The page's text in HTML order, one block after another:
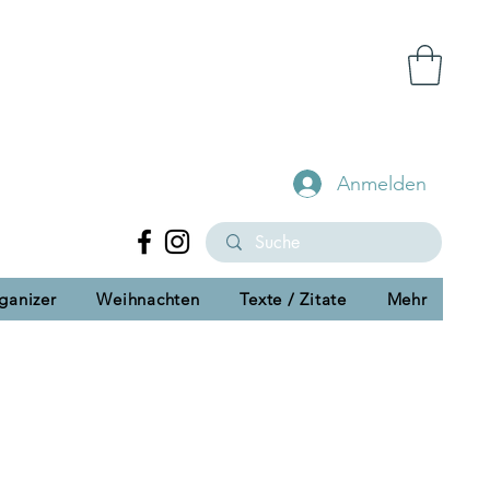
Anmelden
Weihnachten Texte / Zitate Mehr